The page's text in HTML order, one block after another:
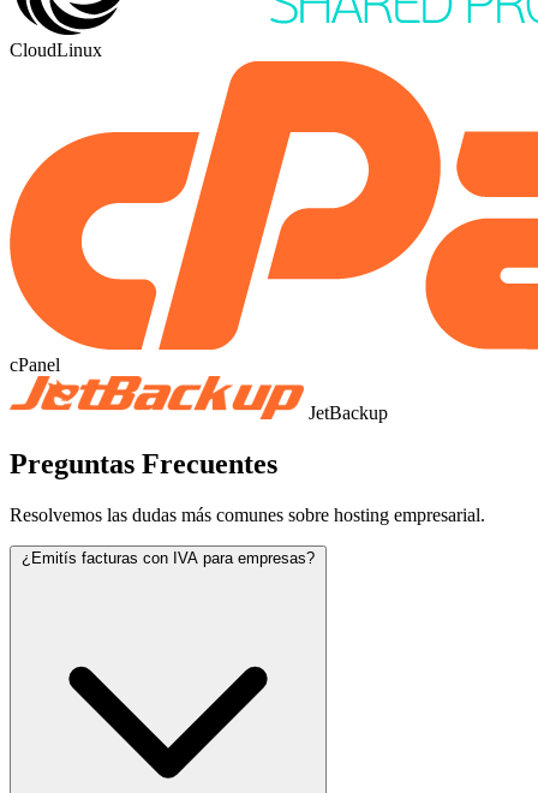
CloudLinux
cPanel
JetBackup
Preguntas Frecuentes
Resolvemos las dudas más comunes sobre hosting empresarial.
¿Emitís facturas con IVA para empresas?